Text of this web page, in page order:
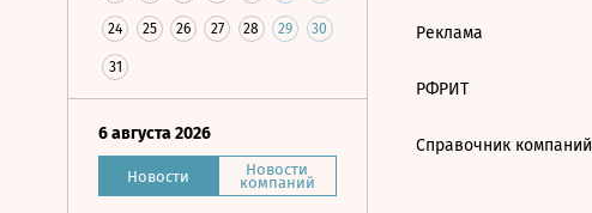
24 25 26 27 28 29 30
31
6 августа 2026
Новости Новости
компаний
Реклама
РФРИТ
Справочник компаний